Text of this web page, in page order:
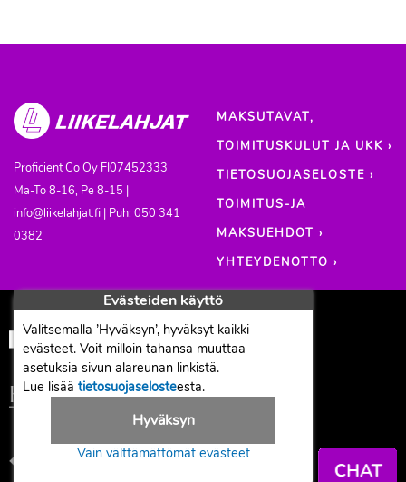
Proficient Co Oy FI07452333
Ma-To 8-16, Pe 8-15 |
info@liikelahjat.fi | Puh: 050 341
0382
MAKSUTAVAT,
TOIMITUSKULUT JA UKK ›
TIETOSUOJASELOSTE ›
TOIMITUS-JA
MAKSUEHDOT ›
YHTEYDENOTTO ›
Evästeiden käyttö
Valitsemalla ’Hyväksyn’, hyväksyt kaikki
evästeet. Voit milloin tahansa muuttaa
asetuksia sivun alareunan linkistä.
Lue lisää tietosuojaselosteesta.
Hyväksyn
Vain välttämättömät evästeet